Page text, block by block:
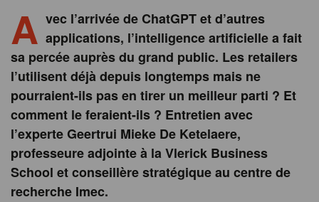
A vec l’arrivée de ChatGPT et d’autres
applications, l’intelligence artificielle a fait
sa percée auprès du grand public. Les retailers
l’utilisent déjà depuis longtemps mais ne
pourraient-ils pas en tirer un meilleur parti ? Et
comment le feraient-ils ? Entretien avec
l’experte Geertrui Mieke De Ketelaere,
professeure adjointe à la Vlerick Business
School et conseillère stratégique au centre de
recherche Imec.